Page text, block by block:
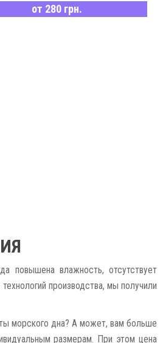
от 280 грн.
повышена влажность, отсутствует
производства, мы получили
морского дна? А может, вам больше
размерам. При этом цена